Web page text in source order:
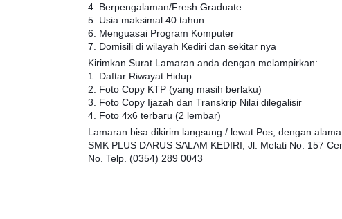
4. Berpengalaman/Fresh Graduate
5. Usia maksimal 40 tahun.
6. Menguasai Program Komputer
7. Domisili di wilayah Kediri dan sekitar nya
Kirimkan Surat Lamaran anda dengan melampirkan:
1. Daftar Riwayat Hidup
2. Foto Copy KTP (yang masih berlaku)
3. Foto Copy Ijazah dan Transkrip Nilai dilegalisir
4. Foto 4x6 terbaru (2 lembar)
Lamaran bisa dikirim langsung / lewat Pos, dengan
SMK PLUS DARUS SALAM KEDIRI, Jl. Melati No. 157
No. Telp. (0354) 289 0043